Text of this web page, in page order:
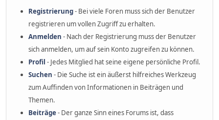
Registrierung- Bei viele Foren muss sich der Benutzer
registrieren um vollen Zugriff zu erhalten.
Anmelden - Nach der Registrierung muss der Benutzer
sich anmelden, um auf sein Konto zugreifen zu können.
Profil - Jedes Mitglied hat seine eigene persönliche Profil.
Suchen - Die Suche ist ein äußerst hilfreiches Werkzeug
zum Auffinden von Informationen in Beiträgen und
Themen.
Beiträge- Der ganze Sinn eines Forums ist, dass